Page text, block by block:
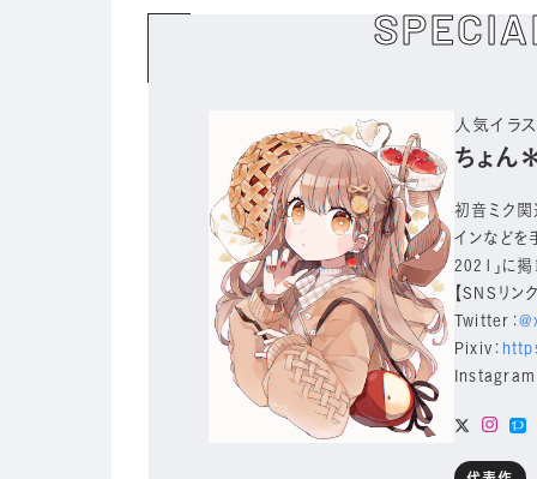
人気イラ
ちょん
初音ミク
インなどを
2021」に
【SNSリン
Twitter：
Pixiv：
Instagram